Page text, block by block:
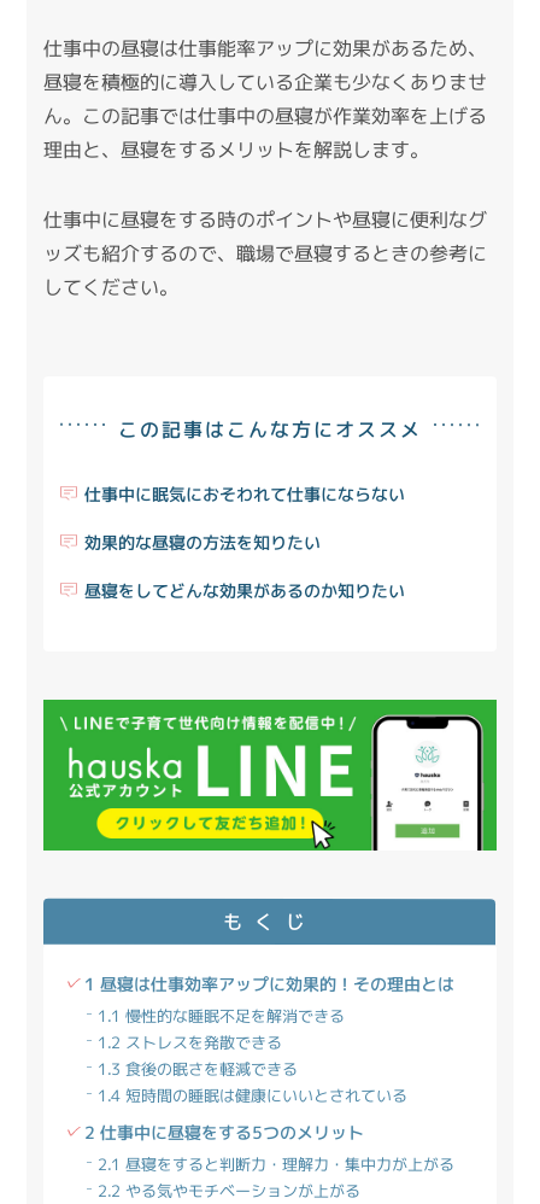
仕事中の昼寝は仕事能率アップに効果があるため、
昼寝を積極的に導入している企業も少なくありませ
ん。この記事では仕事中の昼寝が作業効率を上げる
理由と、昼寝をするメリットを解説します。
仕事中に昼寝をする時のポイントや昼寝に便利なグ
ッズも紹介するので、職場で昼寝するときの参考に
してください。
この記事はこんな方にオススメ
仕事中に眠気におそわれて仕事にならない
効果的な昼寝の方法を知りたい
昼寝をしてどんな効果があるのか知りたい
もくじ
1 昼寝は仕事効率アップに効果的！その理由とは
1.1 慢性的な睡眠不足を解消できる
1.2 ストレスを発散できる
1.3 食後の眠さを軽減できる
1.4 短時間の睡眠は健康にいいとされている
2 仕事中に昼寝をする5つのメリット
2.1 昼寝をすると判断力・理解力・集中力が上がる
2.2 やる気やモチベーションが上がる